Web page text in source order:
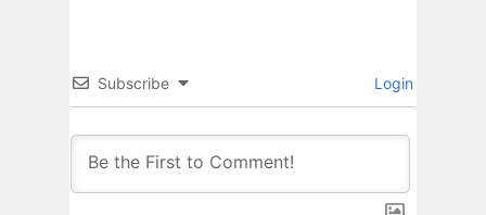
Subscribe Login